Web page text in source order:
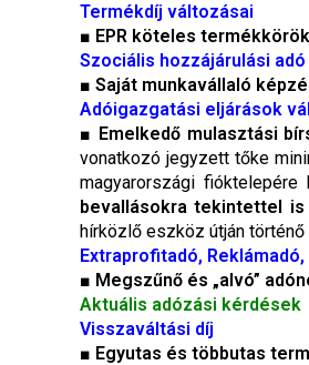
Termékdíj változásai
■ EPR köteles
Szociális hozzájárulási
■ Saját munkavállaló
Adóigazgatási eljárások
■ Emelkedő mulasztási
vonatkozó jegyzett tőke
magyarországi
bevallásokra tekintettel is
hírközlő eszköz útján
Extraprofitadó,
■ Megszűnő és „alvó”
Aktuális adózási kérdések
Visszaváltási díj
■ Egyutas és többutas